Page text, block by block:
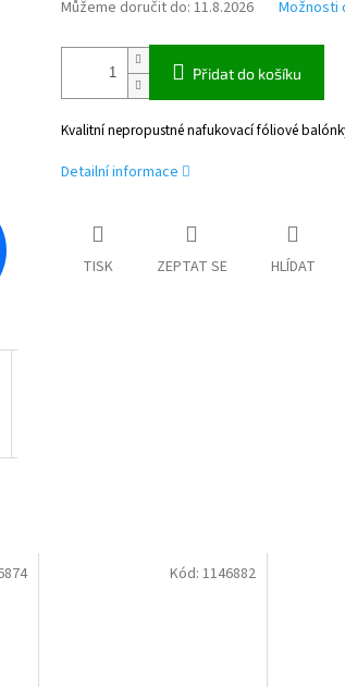
Můžeme doručit do: 11.8.2026 Možnosti
Přidat do košíku
Kvalitní nepropustné nafukovací fóliové
Detailní informace
TISK ZEPTAT SE HLÍDAT
Kód:1146882